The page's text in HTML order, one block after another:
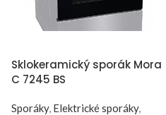
Sklokeramický sporák Mora
C 7245 BS
Sporáky, Elektrické sporáky,